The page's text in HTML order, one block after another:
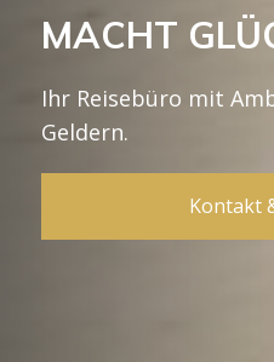
MACHT
Ihr Reisebüro mit
Geldern.
Kontakt